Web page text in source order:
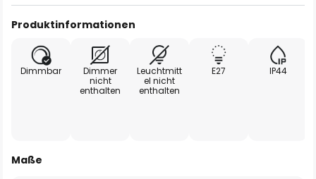
Produktinformationen
Dimmbar
Dimmer
nicht
enthalten
Leuchtmitt
el nicht
enthalten
E27
IP44
Maße